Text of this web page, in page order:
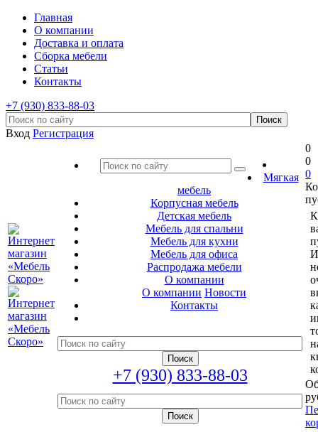
Главная
О компании
Доставка и оплата
Сборка мебели
Статьи
Контакты
+7 (930) 833-88-03
Вход Регистрация
Мягкая
мебель
Корпусная мебель
Детская мебель
Мебель для спальни
Мебель для кухни
Мебель для офиса
Распродажа мебели
О компании
О компании Новости
Контакты
+7 (930) 833-88-03
0
0
0